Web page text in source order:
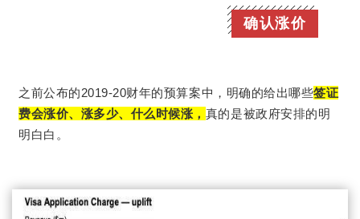
确认涨价
之前公布的2019-20财年的预算案中，明确的给出哪些签证
费会涨价、涨多少、什么时候涨， 真的是被政府安排的明
明白白。